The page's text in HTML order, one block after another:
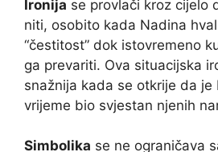
Ironija se provlači kroz cijelo
niti, osobito kada Nadina
“čestitost” dok istovremeno
ga prevariti. Ova situacijska
snažnija kada se otkrije da je
vrijeme bio svjestan njenih
Simbolika se ne ograničava